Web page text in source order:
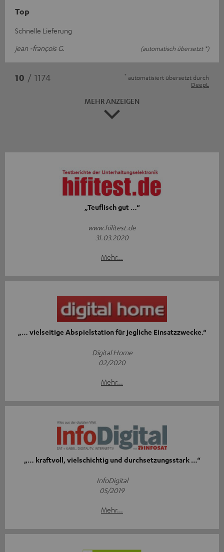
Top
Schnelle Lieferung
jean -françois G.
(automatisch übersetzt *)
10 / 1174 * automatisiert übersetzt durch
DeepL
MEHR ANZEIGEN
„Teuflisch gut …“
www.hifitest.de
31.03.2020
Mehr...
„… vielseitige Abspielstation für jegliche Einsatzzwecke.“
Digital Home
02/2020
Mehr...
„… kraftvoll, vielschichtig und durchsetzungsstark …“
InfoDigital
05/2019
Mehr...